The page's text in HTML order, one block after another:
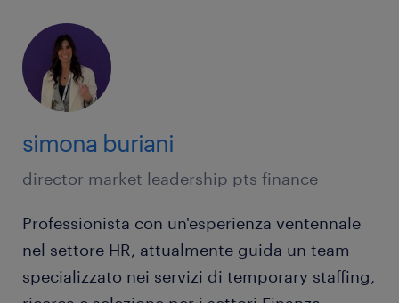
simona buriani
director market leadership pts finance
Professionista con un'esperienza ventennale
nel settore HR, attualmente guida un team
specializzato nei servizi di temporary staffing,